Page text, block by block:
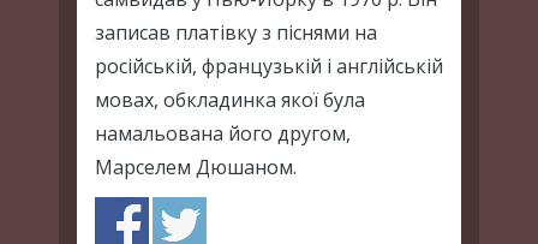
записав платівку з піснями на
російській, французькій і англійській
мовах, обкладинка якої була
намальована його другом,
Марселем Дюшаном.